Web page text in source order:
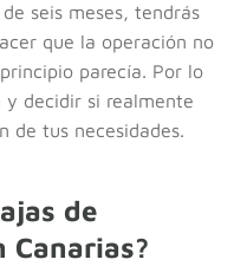
seis meses, tendrás
que la operación no
parecía. Por lo
decidir si realmente
de tus necesidades.
de
Canarias?